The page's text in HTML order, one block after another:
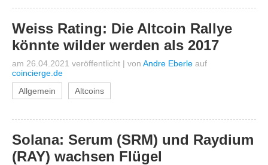
Weiss Rating: Die Altcoin Rallye
könnte wilder werden als 2017
am 26.04.2021 veröffentlicht | von Andre Eberle auf
coincierge.de
Allgemein
Altcoins
Solana: Serum (SRM) und Raydium
(RAY) wachsen Flügel